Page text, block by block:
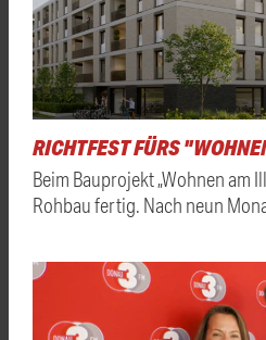
RICHTFEST FÜRS
Beim Bauprojekt „Wohnen am
Rohbau fertig. Nach neun